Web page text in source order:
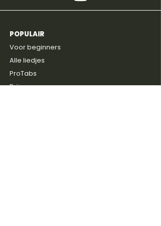
POPULAIR
Voor beginners
Alle liedjes
ProTabs
Prijzen